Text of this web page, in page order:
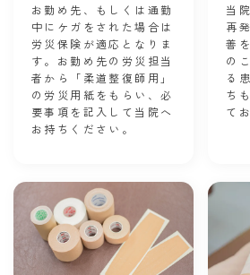
お勤め先、もしくは通勤
中にケガをされた場合は
労災保険が適応となりま
す。お勤め先の労災担当
者から「柔道整復師用」
の労災用紙をもらい、必
要事項を記入して当院へ
お持ちください。
当
再
善
の
る
ち
て